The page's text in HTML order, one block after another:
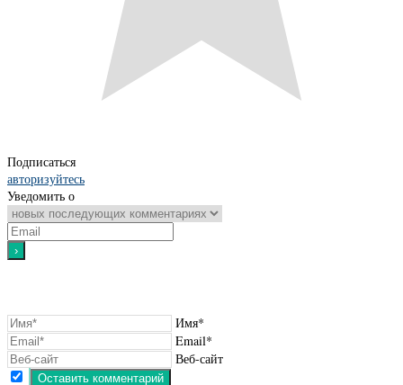
Подписаться
авторизуйтесь
Уведомить о
Имя*
Email*
Веб-сайт